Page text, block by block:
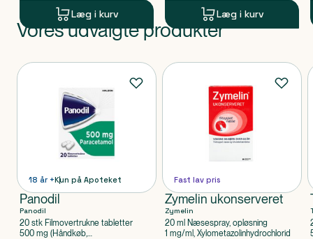
Læg i kurv Læg i kurv
Produkt 1 af 0
Vores udvalgte produkter
Produkter
18 år +Kun på Apoteket
Panodil
Panodil
20 stk Filmovertrukne tabletter
500 mg (Håndkøb,
Fast lav pris
Zymelin ukonserveret
Zymelin
20 ml Næsespray, opløsning
1 mg/ml, Xylometazolinhydrochlorid